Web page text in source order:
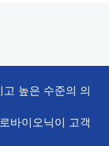
높은 수준의 의
바이오닉이 고객